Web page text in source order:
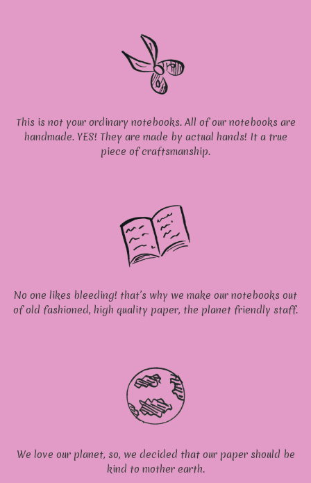
This is not your ordinary notebooks. All of our notebooks are
handmade. YES! They are made by actual hands! It a true
piece of craftsmanship.
No one likes bleeding! that’s why we make our notebooks out
of old fashioned, high quality paper, the planet friendly staff.
We love our planet, so, we decided that our paper should be
kind to mother earth.